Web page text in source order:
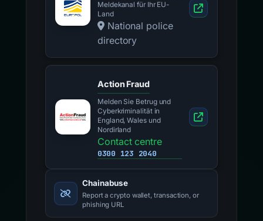
Meldekanal für Ihr EU-
Land
National police
directory
Action Fraud
Melden Sie Betrug und
Cyberkriminalität in
England, Wales und
Nordirland
Contact centre
0300 123 2040
Chainabuse
Report a crypto wallet, transaction, or
phishing URL